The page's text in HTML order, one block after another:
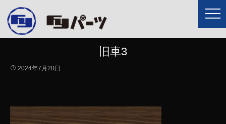
旧車3
2024年7月20日